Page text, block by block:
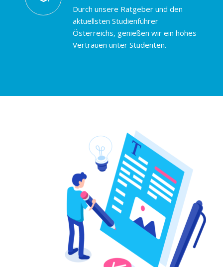
Durch unsere Ratgeber und den
aktuellsten Studienführer
Österreichs, genießen wir ein hohes
Vertrauen unter Studenten.